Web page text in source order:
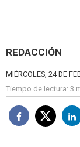
REDACCIÓN
MIÉRCOLES, 24 DE
Tiempo de lectura: 3